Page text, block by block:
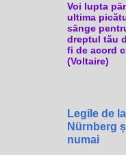
Voi lupta
ultima
sȃnge
dreptul tău
fi de acord
(Voltaire)
Legile de la
Nürnberg
numai